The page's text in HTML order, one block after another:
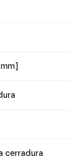
cerradura